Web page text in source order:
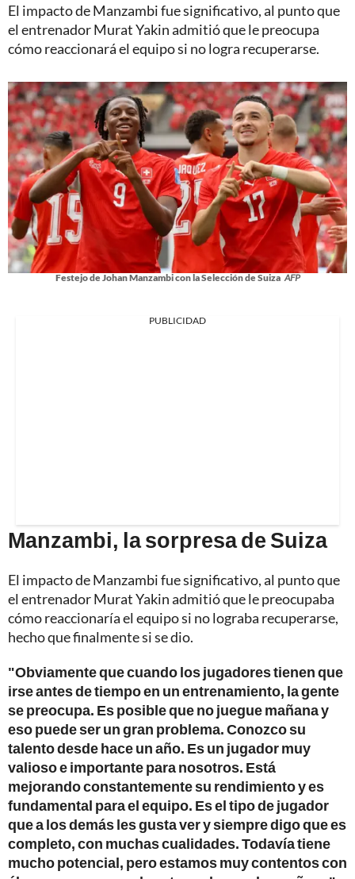
El impacto de Manzambi fue significativo, al punto que
el entrenador Murat Yakin admitió que le preocupa
cómo reaccionará el equipo si no logra recuperarse.
Festejo de Johan Manzambi con la Selección de Suiza AFP
PUBLICIDAD
Manzambi, la sorpresa de Suiza
El impacto de Manzambi fue significativo, al punto que
el entrenador Murat Yakin admitió que le preocupaba
cómo reaccionaría el equipo si no lograba recuperarse,
hecho que finalmente si se dio.
"Obviamente que cuando los jugadores tienen que
irse antes de tiempo en un entrenamiento, la gente
se preocupa. Es posible que no juegue mañana y
eso puede ser un gran problema. Conozco su
talento desde hace un año. Es un jugador muy
valioso e importante para nosotros. Está
mejorando constantemente su rendimiento y es
fundamental para el equipo. Es el tipo de jugador
que a los demás les gusta ver y siempre digo que es
completo, con muchas cualidades. Todavía tiene
mucho potencial, pero estamos muy contentos con